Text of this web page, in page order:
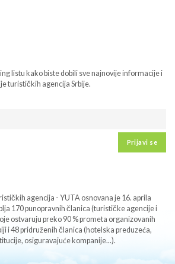
listu kako biste dobili sve najnovije informacije i
turističkih agencija Srbije.
Prijavi se
agencija - YUTA osnovana je 16. aprila
170 punopravnih članica (turističke agencije i
ostvaruju preko 90 % prometa organizovanih
i 48 pridruženih članica (hotelska preduzeća,
osiguravajuće kompanije...).